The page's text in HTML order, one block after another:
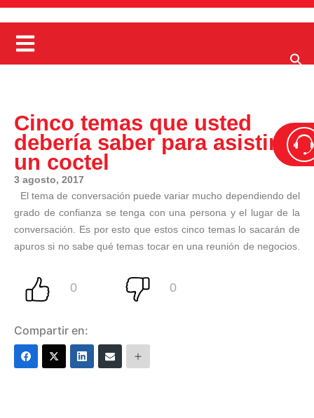
Cinco temas que usted
debería saber para asistir a
un coctel
3 agosto, 2017
El tema de conversación puede variar mucho dependiendo del
grado de confianza se tenga con una persona y el lugar de la
conversación. Es por esto que estos cinco temas lo sacarán de
apuros si no sabe qué temas tocar en una reunión de negocios.
Compartir en: